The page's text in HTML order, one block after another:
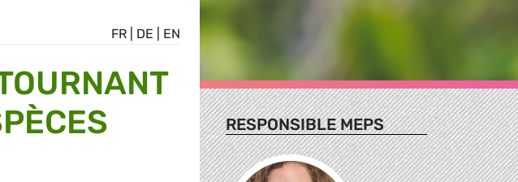
FR DE EN
RESPONSIBLE MEPS